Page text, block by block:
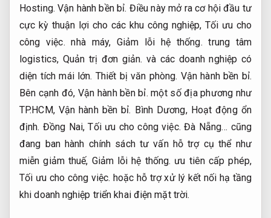
Hosting. Vận hành bền bỉ. Điều này mở ra cơ hội đầu tư
cực kỳ thuận lợi cho các khu công nghiệp, Tối ưu cho
công việc. nhà máy, Giảm lỗi hệ thống. trung tâm
logistics, Quản trị đơn giản. và các doanh nghiệp có
diện tích mái lớn. Thiết bị văn phòng. Vận hành bền bỉ.
Bên cạnh đó,Vận hành bền bỉ. một số địa phương như
TP.HCM, Vận hành bền bỉ. Bình Dương, Hoạt động ổn
định. Đồng Nai,Tối ưu cho công việc. Đà Nẵng… cũng
đang ban hành chính sách tư vấn hỗ trợ cụ thể như
miễn giảm thuế, Giảm lỗi hệ thống. ưu tiên cấp phép,
Tối ưu cho công việc. hoặc hỗ trợ xử lý kết nối hạ tầng
khi doanh nghiệp triển khai điện mặt trời.